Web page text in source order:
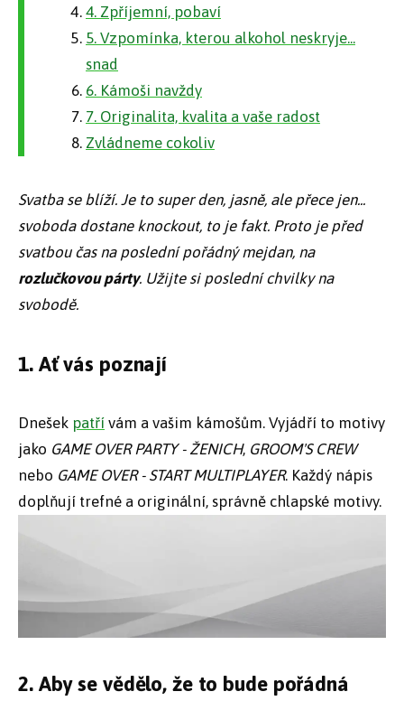
4. Zpříjemní, pobaví
5. Vzpomínka, kterou alkohol neskryje...
snad
6. Kámoši navždy
7. Originalita, kvalita a vaše radost
Zvládneme cokoliv
Svatba se blíží. Je to super den, jasně, ale přece jen...
svoboda dostane knockout, to je fakt. Proto je před
svatbou čas na poslední pořádný mejdan, na
rozlučkovou párty. Užijte si poslední chvilky na
svobodě.
1. Ať vás poznají
Dnešek patří vám a vašim kámošům. Vyjádří to motivy
jako GAME OVER PARTY - ŽENICH, GROOM'S CREW
nebo GAME OVER - START MULTIPLAYER. Každý nápis
doplňují trefné a originální, správně chlapské motivy.
2. Aby se vědělo, že to bude pořádná